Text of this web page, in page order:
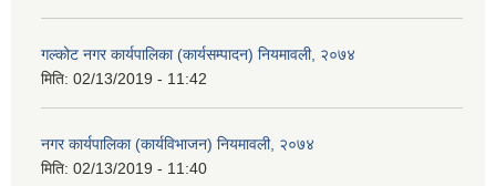
गल्कोट नगर कार्यपालिका (कार्यसम्पादन) नियमावली, २०७४
मिति: 02/13/2019 - 11:42
नगर कार्यपालिका (कार्यविभाजन) नियमावली, २०७४
मिति: 02/13/2019 - 11:40